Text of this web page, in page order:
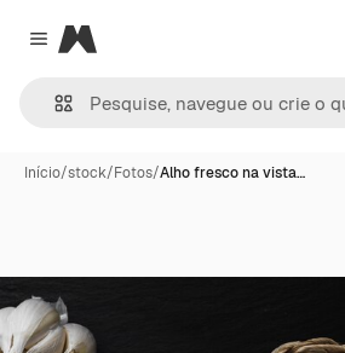
Close menu
Magnific
Início/stock/Fotos/Alho fresco na vista…